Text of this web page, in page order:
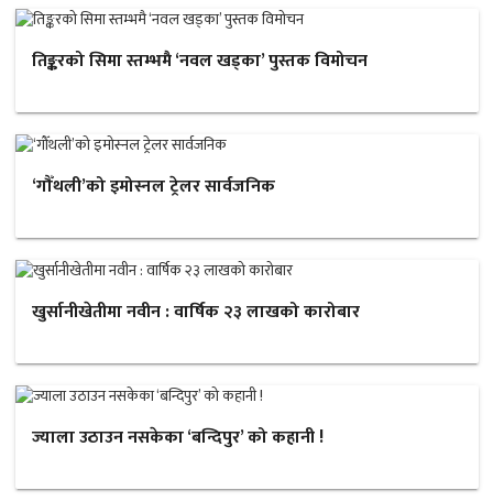
तिङ्करको सिमा स्तम्भमै ‘नवल खड्का’ पुस्तक विमोचन
‘गौँथली’को इमोस्नल ट्रेलर सार्वजनिक
खुर्सानीखेतीमा नवीन : वार्षिक २३ लाखको कारोबार
ज्याला उठाउन नसकेका ‘बन्दिपुर’ को कहानी !